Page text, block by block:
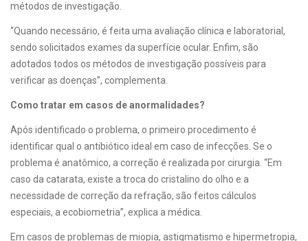
métodos de investigação.
“Quando necessário, é feita uma avaliação clínica e laboratorial,
sendo solicitados exames da superfície ocular. Enfim, são
adotados todos os métodos de investigação possíveis para
verificar as doenças”, complementa.
Como tratar em casos de anormalidades?
Após identificado o problema, o primeiro procedimento é
identificar qual o antibiótico ideal em caso de infecções. Se o
problema é anatômico, a correção é realizada por cirurgia. “Em
caso da catarata, existe a troca do cristalino do olho e a
necessidade de correção da refração, são feitos cálculos
especiais, a ecobiometria”, explica a médica.
Em casos de problemas de miopia, astigmatismo e hipermetropia,